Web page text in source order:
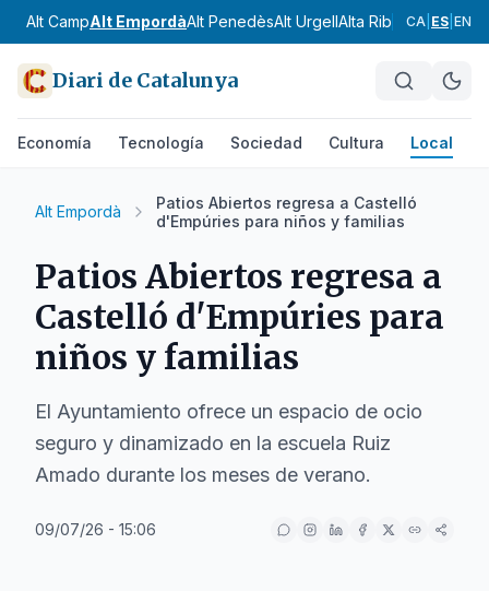
Alt CampAlt EmpordàAlt PenedèsAlt UrgellAlta RibagorçaAnoia
CA ES EN
Diari de Catalunya
Economía Tecnología Sociedad Cultura Local
Alt Empordà
Patios Abiertos regresa a Castelló
d'Empúries para niños y familias
Patios Abiertos regresa a
Castelló d'Empúries para
niños y familias
El Ayuntamiento ofrece un espacio de ocio
seguro y dinamizado en la escuela Ruiz
Amado durante los meses de verano.
09/07/26 - 15:06